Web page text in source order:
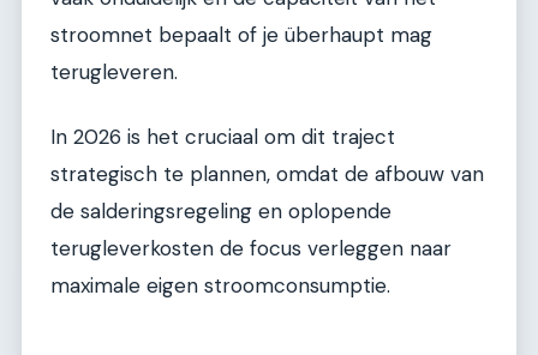
stroomnet bepaalt of je überhaupt mag
terugleveren.
In 2026 is het cruciaal om dit traject
strategisch te plannen, omdat de afbouw van
de salderingsregeling en oplopende
terugleverkosten de focus verleggen naar
maximale eigen stroomconsumptie.